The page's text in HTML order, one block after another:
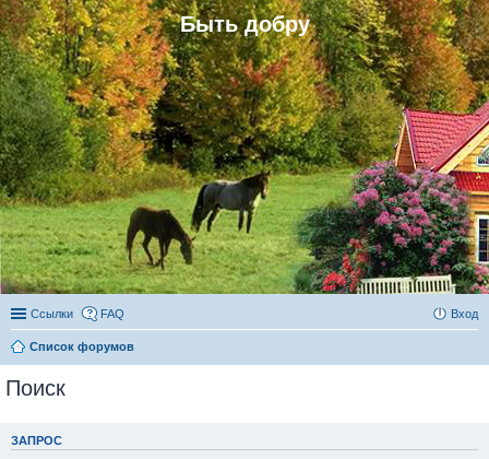
Быть добру
Ссылки FAQ Вход
Список форумов
Поиск
ЗАПРОС